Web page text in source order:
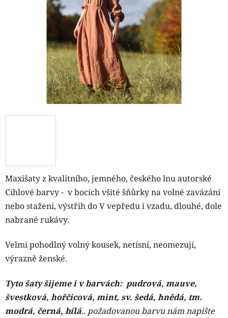
Maxišaty z kvalitního, jemného, českého lnu autorské
Cihlové barvy - v bocích všité šňůrky na volné zavázání
nebo stažení, výstřih do V vepředu i vzadu, dlouhé, dole
nabrané rukávy.
Velmi pohodlný volný kousek, netísní, neomezují,
výrazně ženské.
Tyto šaty šijeme i v barvách: pudrová, mauve,
švestková, hořčicová, mint, sv. šedá, hnědá, tm.
modrá, černá, bílá.. požadovanou barvu nám napište